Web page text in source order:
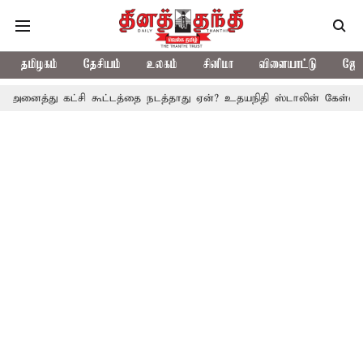
தமிழகம் தேசியம் உலகம் சினிமா விளையாட்டு
கூட்டத்தை நடத்தாது ஏன்? உதயநிதி ஸ்டாலின் கேள்வி